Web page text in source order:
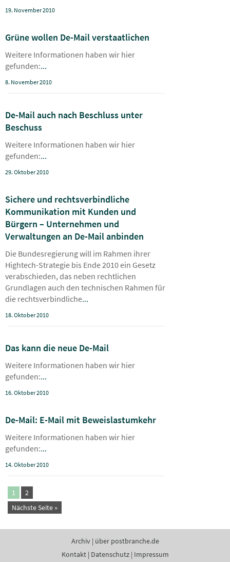
19. November 2010
Grüne wollen De-Mail verstaatlichen
Weitere Informationen haben wir hier
gefunden:...
8. November 2010
De-Mail auch nach Beschluss unter
Beschuss
Weitere Informationen haben wir hier
gefunden:...
29. Oktober 2010
Sichere und rechtsverbindliche
Kommunikation mit Kunden und
Bürgern – Unternehmen und
Verwaltungen an De-Mail anbinden
Die Bundesregierung will im Rahmen ihrer
Hightech-Strategie bis Ende 2010 ein Gesetz
verabschieden, das neben rechtlichen
Grundlagen auch den technischen Rahmen für
die rechtsverbindliche...
18. Oktober 2010
Das kann die neue De-Mail
Weitere Informationen haben wir hier
gefunden:...
16. Oktober 2010
De-Mail: E-Mail mit Beweislastumkehr
Weitere Informationen haben wir hier
gefunden:...
14. Oktober 2010
1
2
Nächste Seite »
Archiv| über postbranche.de
Kontakt| Datenschutz| Impressum